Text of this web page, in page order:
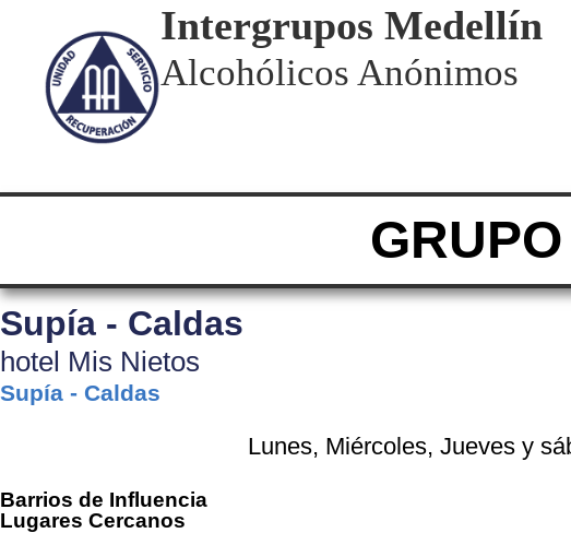
Intergrupos Medellín
Alcohólicos Anónimos
Supía - Caldas
hotel Mis Nietos
Supía - Caldas
Lunes, Miércoles, Jueves y
Barrios de Influencia
Lugares Cercanos